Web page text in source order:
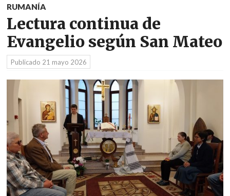
Recursos
Media
RUMANÍA
Lectura continua de
Evangelio según San Mateo
Publicado 21 mayo 2026